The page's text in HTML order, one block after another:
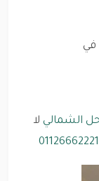
في
الشمالي لا
01126662221